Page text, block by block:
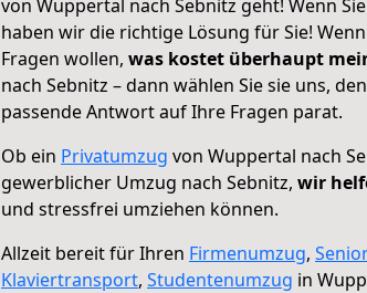
von Wuppertal nach Sebnitz geht! Wenn
haben wir die richtige Lösung für Sie!
Fragen wollen, was kostet überhaupt
nach Sebnitz – dann wählen Sie sie uns,
passende Antwort auf Ihre Fragen parat.
Ob ein Privatumzug von Wuppertal nach
gewerblicher Umzug nach Sebnitz, wir
und stressfrei umziehen können.
Allzeit bereit für Ihren Firmenumzug,
Klaviertransport, Studentenumzug in